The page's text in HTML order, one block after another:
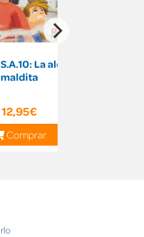
La aldea
maldita
12,95€
Comprar